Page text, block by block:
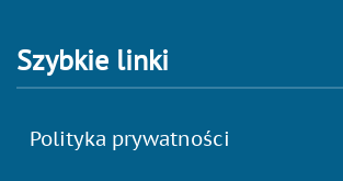
Szybkie linki
Polityka prywatności